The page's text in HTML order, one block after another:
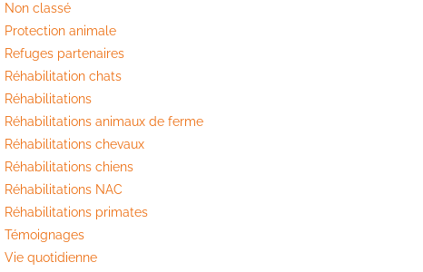
Non classé
Protection animale
Refuges partenaires
Réhabilitation chats
Réhabilitations
Réhabilitations animaux de ferme
Réhabilitations chevaux
Réhabilitations chiens
Réhabilitations NAC
Réhabilitations primates
Témoignages
Vie quotidienne